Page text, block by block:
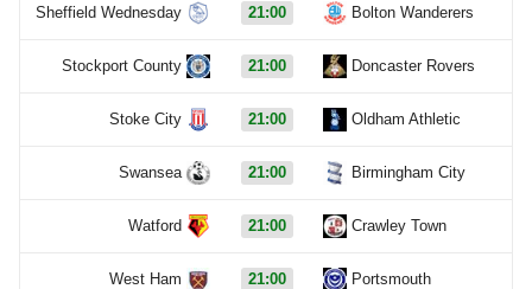
Sheffield Wednesday 21:00 Bolton Wanderers
Stockport County 21:00 Doncaster Rovers
Stoke City 21:00 Oldham Athletic
Swansea 21:00 Birmingham City
Watford 21:00 Crawley Town
West Ham 21:00 Portsmouth